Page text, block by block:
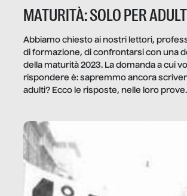
MATURITÀ: SOLO PER
Abbiamo chiesto ai nostri lettori,
di formazione, di confrontarsi con una
della maturità 2023. La domanda a cui
rispondere è: sapremmo ancora
adulti? Ecco le risposte, nelle loro prove.